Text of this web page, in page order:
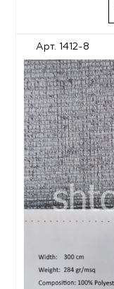
Арт. 1412-8